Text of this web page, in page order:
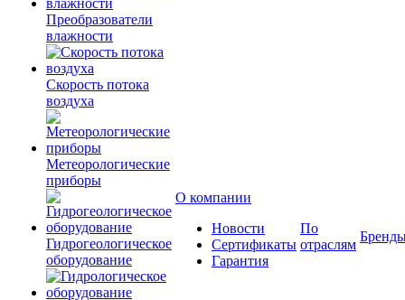
Преобразователи
влажности
Скорость потока
воздуха
Метеорологические
приборы
Гидрогеологическое
оборудование
О компании
Новости
Сертификаты
Гарантия
По
отраслям